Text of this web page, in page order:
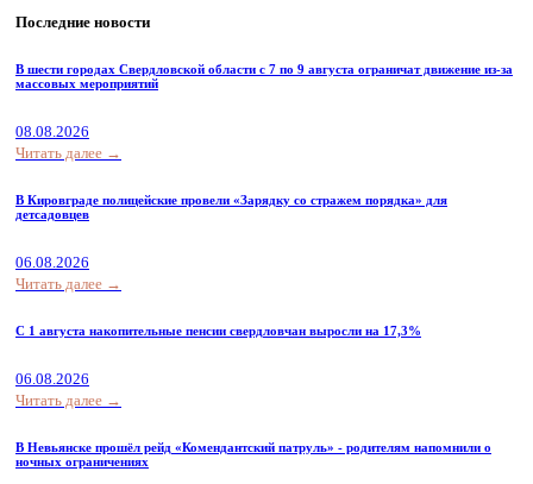
Последние новости
В шести городах Свердловской области с 7 по 9 августа ограничат движение из-за
массовых мероприятий
08.08.2026
Читать далее →
В Кировграде полицейские провели «Зарядку со стражем порядка» для
детсадовцев
06.08.2026
Читать далее →
С 1 августа накопительные пенсии свердловчан выросли на 17,3%
06.08.2026
Читать далее →
В Невьянске прошёл рейд «Комендантский патруль» - родителям напомнили о
ночных ограничениях